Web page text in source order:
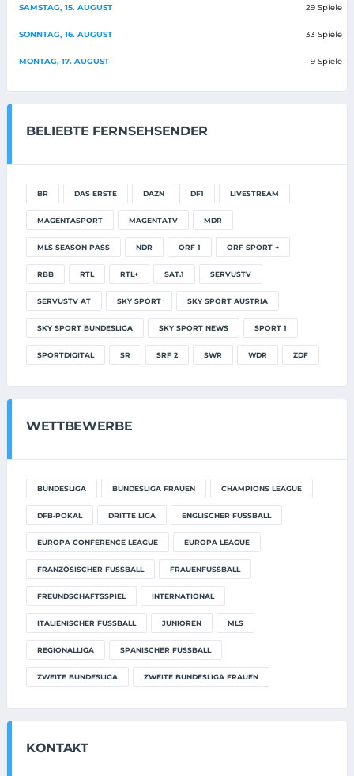
SAMSTAG, 15. AUGUST 29 Spiele
SONNTAG, 16. AUGUST 33 Spiele
MONTAG, 17. AUGUST 9 Spiele
BELIEBTE FERNSEHSENDER
BR DAS ERSTE DAZN DF1 LIVESTREAM
MAGENTASPORT MAGENTATV MDR
MLS SEASON PASS NDR ORF 1 ORF SPORT +
RBB RTL RTL+ SAT.1 SERVUSTV
SERVUSTV AT SKY SPORT SKY SPORT AUSTRIA
SKY SPORT BUNDESLIGA SKY SPORT NEWS SPORT 1
SPORTDIGITAL SR SRF 2 SWR WDR ZDF
WETTBEWERBE
BUNDESLIGA BUNDESLIGA FRAUEN CHAMPIONS LEAGUE
DFB-POKAL DRITTE LIGA ENGLISCHER FUSSBALL
EUROPA CONFERENCE LEAGUE EUROPA LEAGUE
FRANZÖSISCHER FUSSBALL FRAUENFUSSBALL
FREUNDSCHAFTSSPIEL INTERNATIONAL
ITALIENISCHER FUSSBALL JUNIOREN MLS
REGIONALLIGA SPANISCHER FUSSBALL
ZWEITE BUNDESLIGA ZWEITE BUNDESLIGA FRAUEN
KONTAKT